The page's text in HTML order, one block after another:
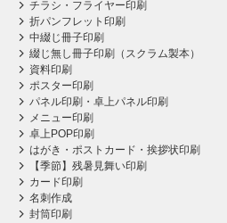
チラシ・フライヤー印刷
折パンフレット印刷
中綴じ冊子印刷
綴じ無し冊子印刷（スクラム製本）
資料印刷
ポスター印刷
パネル印刷・卓上パネル印刷
メニュー印刷
卓上POP印刷
はがき・ポストカード・挨拶状印刷
【季節】残暑見舞い印刷
カード印刷
名刺作成
封筒印刷